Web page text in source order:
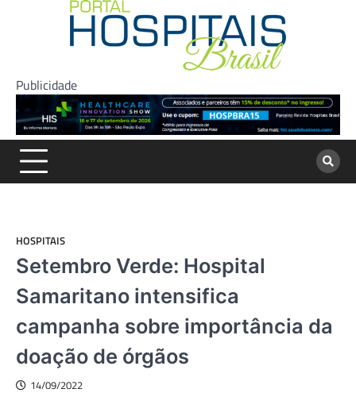
Publicidade
HOSPITAIS
Setembro Verde: Hospital
Samaritano intensifica
campanha sobre importância da
doação de órgãos
14/09/2022